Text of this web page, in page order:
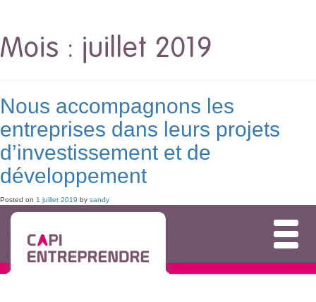
Mois : juillet 2019
Nous accompagnons les
entreprises dans leurs projets
d’investissement et de
développement
Posted on 1 juillet 2019 by sandy